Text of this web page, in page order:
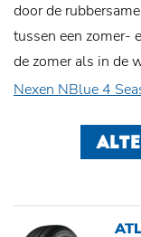
door de
tussen een zomer-
de zomer als in de
Nexen NBlue 4